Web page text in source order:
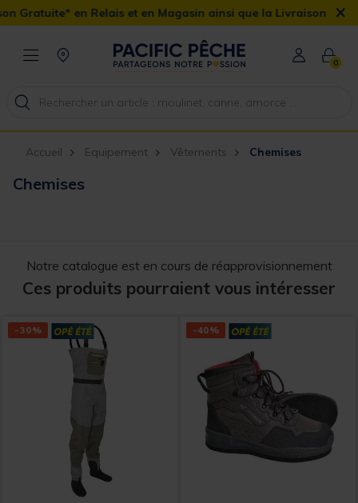
et en Magasin ainsi que la Livraison Domicile offerte dès
×
0
Accueil Equipement Vêtements Chemises
Chemises
Notre catalogue est en cours de réapprovisionnement
Ces produits pourraient vous intéresser
-30% -40%